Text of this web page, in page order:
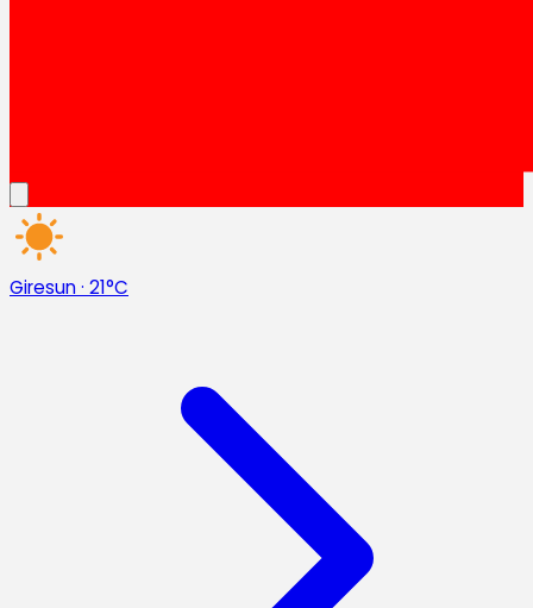
Giresun· 21°C